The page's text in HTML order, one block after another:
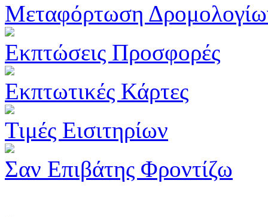
Μεταφόρτωση
Εκπτώσεις Προσφορές
Εκπτωτικές Κάρτες
Τιμές Εισιτηρίων
Σαν Επιβάτης Φροντίζω